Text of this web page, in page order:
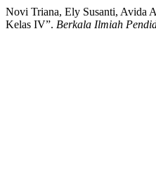
Novi Triana, Ely Susanti, Avida
Kelas IV”. Berkala Ilmiah